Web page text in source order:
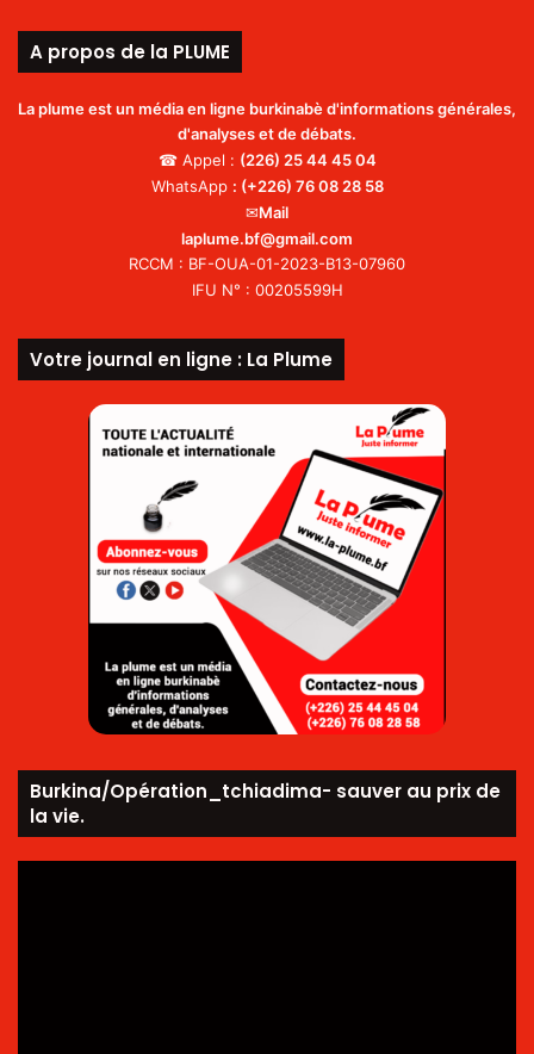
A propos de la PLUME
La plume est un média en ligne burkinabè d'informations générales,
d'analyses et de débats.
☎ Appel : (226) 25 44 45 04
WhatsApp : (+226) 76 08 28 58
✉Mail
laplume.bf@gmail.com
RCCM : BF-OUA-01-2023-B13-07960
IFU N° : 00205599H
Votre journal en ligne : La Plume
Burkina/Opération_tchiadima- sauver au prix de
la vie.